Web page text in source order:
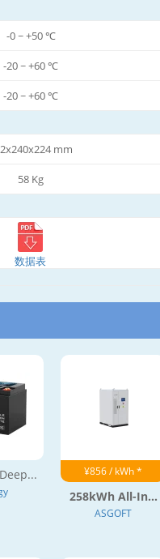
-0 ~ +50 ℃
-20 ~ +60 ℃
-20 ~ +60 ℃
mm
58 Kg
数据表
¥856 / kWh *
258kWh All-In...
ASGOFT